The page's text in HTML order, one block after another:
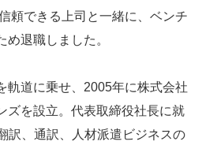
頼できる上司と一緒に、ベンチ
め退職しました。
軌道に乗せ、2005年に株式会社
ズを設立。代表取締役社長に就
訳、通訳、人材派遣ビジネスの